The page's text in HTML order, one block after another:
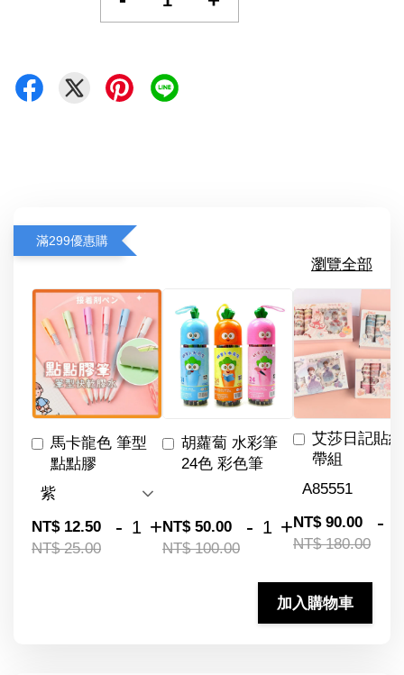
滿299優惠購
瀏覽全部
馬卡龍色 筆型
點點膠
NT$ 12.50
NT$ 25.00
- +
胡蘿蔔 水彩筆
24色 彩色筆
NT$ 50.00
NT$ 100.00
- +
艾莎日記貼
帶組
NT$ 90.00
NT$ 180.00
-
加入購物車